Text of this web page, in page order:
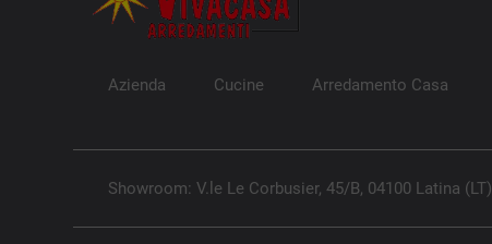
Azienda Cucine Arredamento Casa
Showroom: V.le Le Corbusier, 45/B, 04100 Latina (LT)